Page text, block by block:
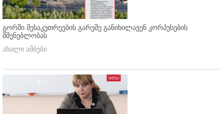
გორში მესაკუთრეების გარეშე განიხილავენ კორპუსების
მშენებლობას
ახალი ამბები